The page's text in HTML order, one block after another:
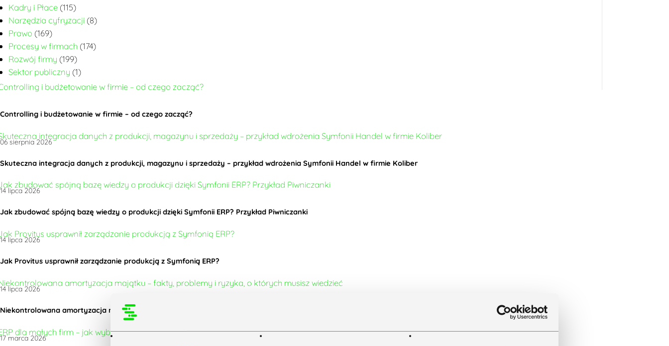
Kadry i Płace(115)
Narzędzia cyfryzacji(8)
Prawo (169)
Procesy w firmach (174)
Rozwój firmy (199)
Sektor publiczny (1)
Controlling i budżetowanie w firmie – od czego zacząć?
06 sierpnia 2026
Skuteczna integracja danych z produkcji, magazynu i sprzedaży – przykład wdrożenia Symfonii Handel w firmie Koliber
14 lipca 2026
Jak zbudować spójną bazę wiedzy o produkcji dzięki Symfonii ERP? Przykład Piwniczanki
14 lipca 2026
Jak Provitus usprawnił zarządzanie produkcją z Symfonią ERP?
14 lipca 2026
Niekontrolowana amortyzacja majątku – fakty, problemy i ryzyka, o których musisz wiedzieć
17 marca 2026